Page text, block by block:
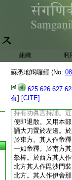
組織 利
蘇悉地羯囉經 (No.
625 626 627
有] [CITE]
利帝母。南面門前
置翳迦契吒。於其
啓請供養。此是祕
就諸物皆得悉地。
誦光顯然供養。如
供養法。此亦如是
如是。其曼荼羅主
祕密之法。供養畢
酥燃燈。其炷鮮淨
奉獻閼伽。若如是
言。持誦白芥子。
持有功眞言持誦。
便即退散。又用本
誦大刀置於左邊。
於東方。其人作帝
一如帝釋。於南方
拏棒。於西方其人
北方其人作毘沙門
北方。其人作伊舍